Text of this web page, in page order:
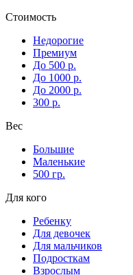
Стоимость
Недорогие
Премиум
До 500 р.
До 1000 р.
До 2000 р.
300 р.
Вес
Большие
Маленькие
500 гр.
Для кого
Ребенку
Для девочек
Для мальчиков
Подросткам
Взрослым